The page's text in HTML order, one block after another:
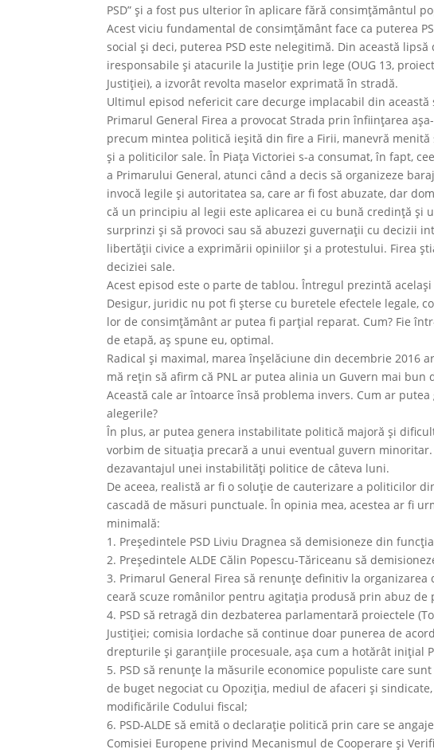
PSD” şi a fost pus ulterior în aplicare fără consimţământul
Acest viciu fundamental de consimţământ face ca puterea
social şi deci, puterea PSD este nelegitimă. Din această
iresponsabile şi atacurile la Justiţie prin lege (OUG 13,
Justiţiei), a izvorât revolta maselor exprimată în stradă.
Ultimul episod nefericit care decurge implacabil din
Primarul General Firea a provocat Strada prin înfiinţarea
precum mintea politică ieşită din fire a Firii, manevră
şi a politicilor sale. În Piaţa Victoriei s-a consumat, în fapt,
a Primarului General, atunci când a decis să organizeze
invocă legile şi autoritatea sa, care ar fi fost abuzate, dar
că un principiu al legii este aplicarea ei cu bună credinţă şi
surprinzi şi să provoci sau să abuzezi guvernaţii cu decizii
libertăţii civice a exprimării opiniilor şi a protestului. Firea
deciziei sale.
Acest episod este o parte de tablou. Întregul prezintă
Desigur, juridic nu pot fi şterse cu buretele efectele legale,
lor de consimţământ ar putea fi parţial reparat. Cum? Fie
de etapă, aş spune eu, optimal.
Radical şi maximal, marea înşelăciune din decembrie 2016
mă reţin să afirm că PNL ar putea alinia un Guvern mai bun
Această cale ar întoarce însă problema invers. Cum ar
alegerile?
În plus, ar putea genera instabilitate politică majoră şi
vorbim de situaţia precară a unui eventual guvern
dezavantajul unei instabilităţi politice de câteva luni.
De aceea, realistă ar fi o soluţie de cauterizare a politicilor
cascadă de măsuri punctuale. În opinia mea, acestea ar fi
minimală:
1. Preşedintele PSD Liviu Dragnea să demisioneze din
2. Preşedintele ALDE Călin Popescu-Tăriceanu să
3. Primarul General Firea să renunţe definitiv la
ceară scuze românilor pentru agitaţia produsă prin abuz de
4. PSD să retragă din dezbaterea parlamentară proiectele
Justiţiei; comisia Iordache să continue doar punerea de
drepturile şi garanţiile procesuale, aşa cum a hotărât iniţial
5. PSD să renunţe la măsurile economice populiste care
de buget negociat cu Opoziţia, mediul de afaceri şi
modificările Codului fiscal;
6. PSD-ALDE să emită o declaraţie politică prin care se
Comisiei Europene privind Mecanismul de Cooperare şi